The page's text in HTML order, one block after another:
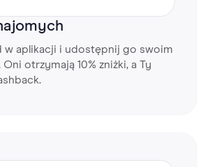
w aplikacji i udostępnij go swoim
otrzymają 10% zniżki, a Ty